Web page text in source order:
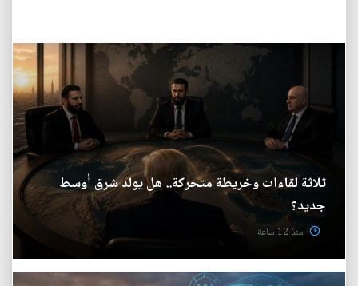
ثلاثة لقاءات وخريطة متحركة.. هل يولد شرق أوسط
جديد؟
منذ 12 ساعة